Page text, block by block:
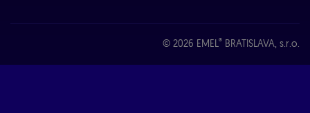
© 2026 EMEL® BRATISLAVA, s.r.o.